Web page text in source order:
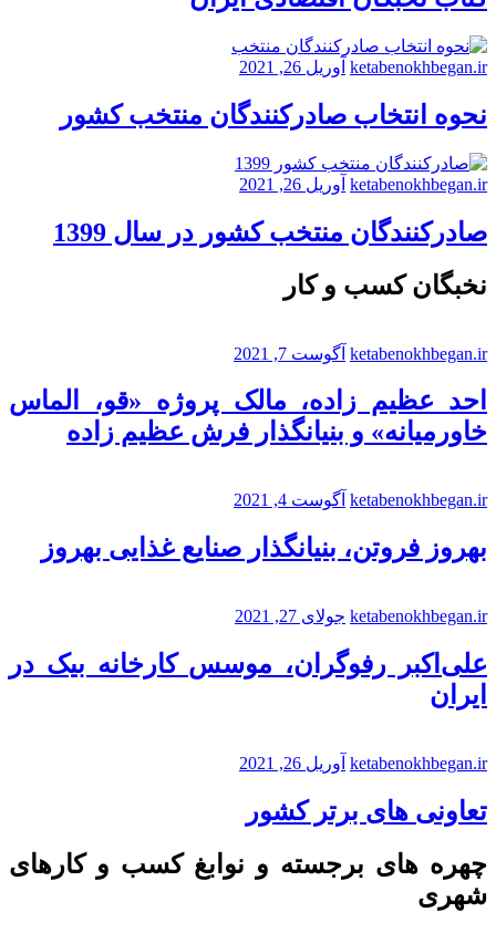
ketabenokhbegan.ir آوریل 26, 2021
نحوه انتخاب صادرکنندگان منتخب کشور
ketabenokhbegan.ir آوریل 26, 2021
صادرکنندگان منتخب کشور در سال 1399
نخبگان کسب و کار
ketabenokhbegan.ir آگوست 7, 2021
احد عظیم زاده، مالک پروژه «قو، الماس
خاورمیانه» و بنیانگذار فرش عظیم زاده
ketabenokhbegan.ir آگوست 4, 2021
بهروز فروتن، بنیانگذار صنایع غذایی بهروز
ketabenokhbegan.ir جولای 27, 2021
علی‌اکبر رفوگران، موسس کارخانه بیک در
ایران
ketabenokhbegan.ir آوریل 26, 2021
تعاونی های برتر کشور
چهره های برجسته و نوابغ کسب و کارهای
شهری